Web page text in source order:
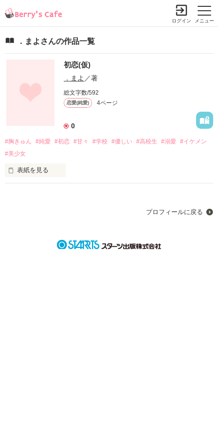
メニュー
ログイン
．まよさんの作品一覧
初恋(仮)
．まよ ／著
総文字数/592
恋愛(純愛) 4ページ
0
#胸きゅん #純愛 #初恋 #甘々 #学校 #優しい #高校生 #溺愛 #イケメン
#美少女
表紙を見る
プロフィールに戻る